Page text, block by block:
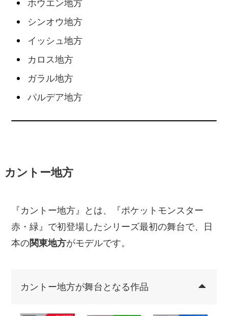
ホウエン地方
シンオウ地方
イッシュ地方
カロス地方
ガラル地方
パルデア地方
カントー地方
『カントー地方』とは、『ポケットモンスター
赤・緑』で初登場したシリーズ最初の舞台で、日
本の関東地方がモデルです。
カントー地方が舞台となる作品